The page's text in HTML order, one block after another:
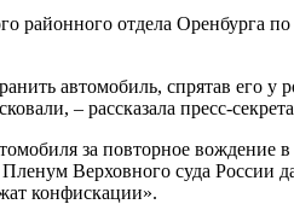
районного отдела Оренбурга
автомобиль, спрятав его
– рассказала пресс-
за повторное вождение
Верховного суда России
конфискации».